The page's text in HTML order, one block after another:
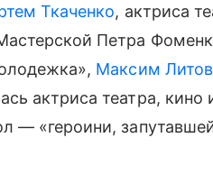
Ткаченко, актриса
Петра
Максим
актриса театра, кино
— «героини,